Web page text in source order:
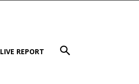
LIVE REPORT